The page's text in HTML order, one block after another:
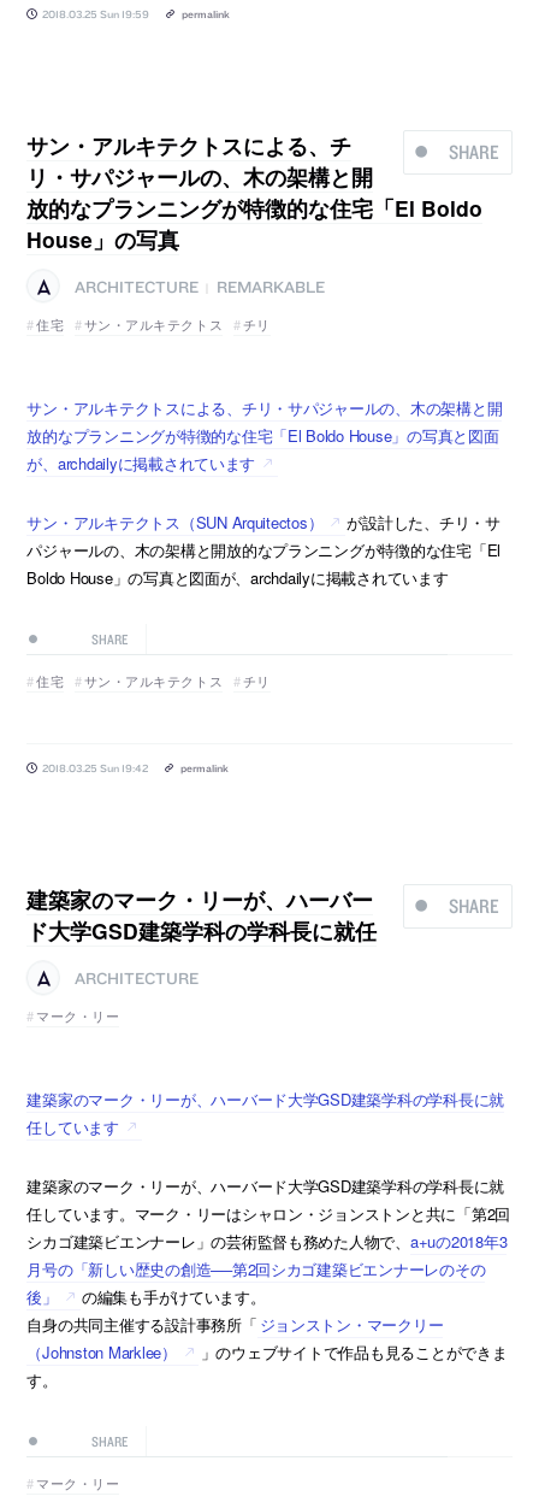
2018.03.25 Sun 19:59 permalink
SHARE
サン・アルキテクトスによる、チ
リ・サパジャールの、木の架構と開
放的なプランニングが特徴的な住宅「El Boldo
House」の写真
ARCHITECTURE
REMARKABLE
住宅
サン・アルキテクトス チリ
サン・アルキテクトスによる、チリ・サパジャールの、木の架構と開
放的なプランニングが特徴的な住宅「El Boldo House」の写真と図面
が、archdailyに掲載されています
サン・アルキテクトス（SUN Arquitectos）
が設計した、チリ・サ
パジャールの、木の架構と開放的なプランニングが特徴的な住宅「El
Boldo House」の写真と図面が、archdailyに掲載されています
SHARE
住宅 サン・アルキテクトス チリ
2018.03.25 Sun 19:42 permalink
SHARE
建築家のマーク・リーが、ハーバー
ド大学GSD建築学科の学科長に就任
ARCHITECTURE
マーク・リー
建築家のマーク・リーが、ハーバード大学GSD建築学科の学科長に就
任しています
建築家のマーク・リーが、ハーバード大学GSD建築学科の学科長に就
任しています。マーク・リーはシャロン・ジョンストンと共に「第2回
シカゴ建築ビエンナーレ」の芸術監督も務めた人物で、 a+uの2018年3
月号の「新しい歴史の創造──第2回シカゴ建築ビエンナーレのその
後」
の編集も手がけています。
自身の共同主催する設計事務所「 ジョンストン・マークリー
（Johnston Marklee）
」のウェブサイトで作品も見ることができま
す。
SHARE
マーク・リー